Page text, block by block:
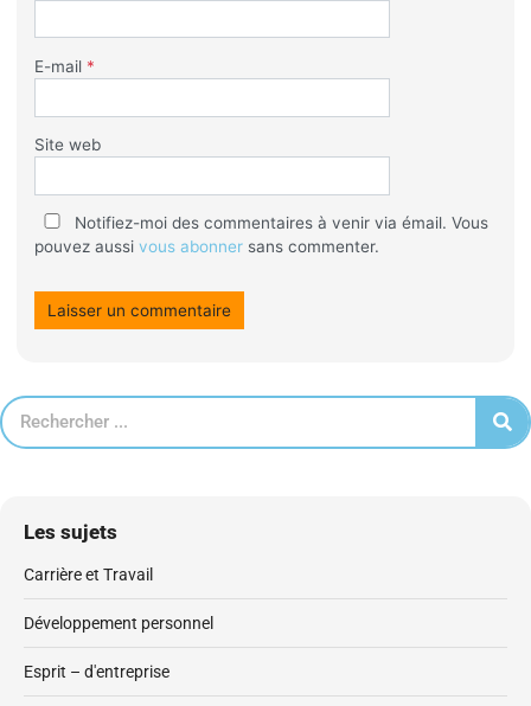
E-mail *
Site web
Notifiez-moi des commentaires à venir via émail. Vous
pouvez aussi vous abonnersans commenter.
Les sujets
Carrière et Travail
Développement personnel
Esprit – d'entreprise